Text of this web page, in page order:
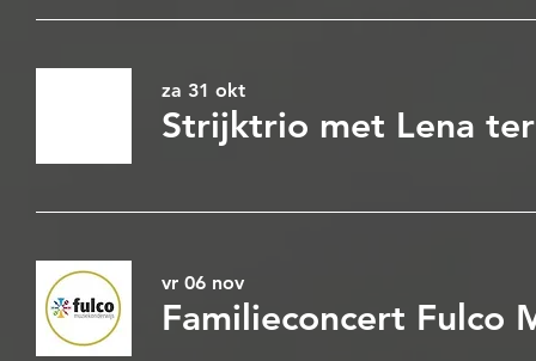
za 31 okt
vr 06 nov
Familieconcert Fulco